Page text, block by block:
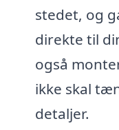
stedet, og
direkte til
også
ikke skal
detaljer.